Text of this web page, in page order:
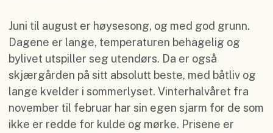
Juni til august er høysesong, og med god grunn.
Dagene er lange, temperaturen behagelig og
bylivet utspiller seg utendørs. Da er også
skjærgården på sitt absolutt beste, med båtliv og
lange kvelder i sommerlyset. Vinterhalvåret fra
november til februar har sin egen sjarm for de som
ikke er redde for kulde og mørke. Prisene er